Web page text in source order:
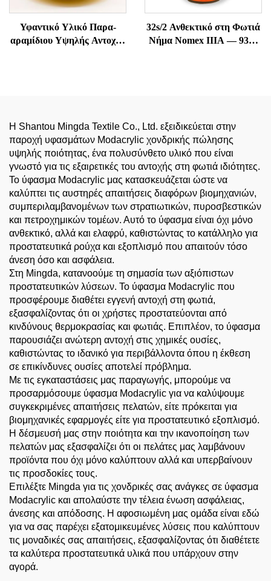
Υφαντικό Υλικό Παρα-
αραμίδιου Υψηλής Αντοχής
32s/2 Ανθεκτικό στη Φωτιά
Νήμα Nomex IIIA — 93%
Η Shantou Mingda Textile Co., Ltd. εξειδικεύεται στην
παροχή υφασμάτων Modacrylic χονδρικής πώλησης
υψηλής ποιότητας, ένα πολυσύνθετο υλικό που είναι
γνωστό για τις εξαιρετικές του αντοχής στη φωτιά ιδιότητες.
Το ύφασμα Modacrylic μας κατασκευάζεται ώστε να
καλύπτει τις αυστηρές απαιτήσεις διαφόρων βιομηχανιών,
συμπεριλαμβανομένων των στρατιωτικών, πυροσβεστικών
και πετροχημικών τομέων. Αυτό το ύφασμα είναι όχι μόνο
ανθεκτικό, αλλά και ελαφρύ, καθιστώντας το κατάλληλο για
προστατευτικά ρούχα και εξοπλισμό που απαιτούν τόσο
άνεση όσο και ασφάλεια.
Στη Mingda, κατανοούμε τη σημασία των αξιόπιστων
προστατευτικών λύσεων. Το ύφασμα Modacrylic που
προσφέρουμε διαθέτει εγγενή αντοχή στη φωτιά,
εξασφαλίζοντας ότι οι χρήστες προστατεύονται από
κινδύνους θερμοκρασίας και φωτιάς. Επιπλέον, το ύφασμα
παρουσιάζει ανώτερη αντοχή στις χημικές ουσίες,
καθιστώντας το ιδανικό για περιβάλλοντα όπου η έκθεση
σε επικίνδυνες ουσίες αποτελεί πρόβλημα.
Με τις εγκαταστάσεις μας παραγωγής, μπορούμε να
προσαρμόσουμε ύφασμα Modacrylic για να καλύψουμε
συγκεκριμένες απαιτήσεις πελατών, είτε πρόκειται για
βιομηχανικές εφαρμογές είτε για προστατευτικό εξοπλισμό.
Η δέσμευσή μας στην ποιότητα και την ικανοποίηση των
πελατών μας εξασφαλίζει ότι οι πελάτες μας λαμβάνουν
προϊόντα που όχι μόνο καλύπτουν αλλά και υπερβαίνουν
τις προσδοκίες τους.
Επιλέξτε Mingda για τις χονδρικές σας ανάγκες σε ύφασμα
Modacrylic και απολαύστε την τέλεια ένωση ασφάλειας,
άνεσης και απόδοσης. Η αφοσιωμένη μας ομάδα είναι εδώ
για να σας παρέχει εξατομικευμένες λύσεις που καλύπτουν
τις μοναδικές σας απαιτήσεις, εξασφαλίζοντας ότι διαθέτετε
τα καλύτερα προστατευτικά υλικά που υπάρχουν στην
αγορά.